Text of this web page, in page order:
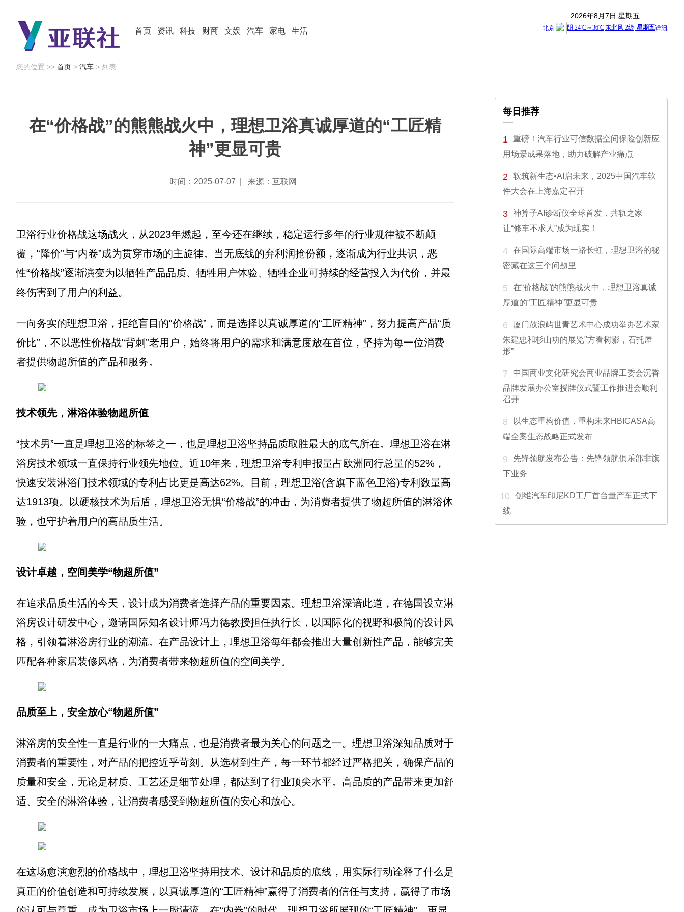
首页 资讯 科技 财商 文娱 汽车 家电 生活
2026年8月7日 星期五
您的位置 >> 首页 > 汽车 > 列表
在“价格战”的熊熊战火中，理想卫浴真诚厚道的“工匠精
神”更显可贵
时间：2025-07-07 | 来源：互联网
卫浴行业价格战这场战火，从2023年燃起，至今还在继续，稳定运行多年的行业规律被不断颠
覆，“降价”与“内卷”成为贯穿市场的主旋律。当无底线的弃利润抢份额，逐渐成为行业共识，恶
性“价格战”逐渐演变为以牺牲产品品质、牺牲用户体验、牺牲企业可持续的经营投入为代价，并最
终伤害到了用户的利益。
一向务实的理想卫浴，拒绝盲目的“价格战”，而是选择以真诚厚道的“工匠精神”，努力提高产品“质
价比”，不以恶性价格战“背刺”老用户，始终将用户的需求和满意度放在首位，坚持为每一位消费
者提供物超所值的产品和服务。
技术领先，淋浴体验物超所值
“技术男”一直是理想卫浴的标签之一，也是理想卫浴坚持品质取胜最大的底气所在。理想卫浴在淋
浴房技术领域一直保持行业领先地位。近10年来，理想卫浴专利申报量占欧洲同行总量的52%，
快速安装淋浴门技术领域的专利占比更是高达62%。目前，理想卫浴(含旗下蓝色卫浴)专利数量高
达1913项。以硬核技术为后盾，理想卫浴无惧“价格战”的冲击，为消费者提供了物超所值的淋浴体
验，也守护着用户的高品质生活。
设计卓越，空间美学“物超所值”
在追求品质生活的今天，设计成为消费者选择产品的重要因素。理想卫浴深谙此道，在德国设立淋
浴房设计研发中心，邀请国际知名设计师冯力德教授担任执行长，以国际化的视野和极简的设计风
格，引领着淋浴房行业的潮流。在产品设计上，理想卫浴每年都会推出大量创新性产品，能够完美
匹配各种家居装修风格，为消费者带来物超所值的空间美学。
品质至上，安全放心“物超所值”
淋浴房的安全性一直是行业的一大痛点，也是消费者最为关心的问题之一。理想卫浴深知品质对于
消费者的重要性，对产品的把控近乎苛刻。从选材到生产，每一环节都经过严格把关，确保产品的
质量和安全，无论是材质、工艺还是细节处理，都达到了行业顶尖水平。高品质的产品带来更加舒
适、安全的淋浴体验，让消费者感受到物超所值的安心和放心。
在这场愈演愈烈的价格战中，理想卫浴坚持用技术、设计和品质的底线，用实际行动诠释了什么是
真正的价值创造和可持续发展，以真诚厚道的“工匠精神”赢得了消费者的信任与支持，赢得了市场
每日推荐
1 重磅！汽车行业可信数据空间保险创新应
用场景成果落地，助力破解产业痛点
2 软筑新生态•AI启未来，2025中国汽车软
件大会在上海嘉定召开
3 神算子AI诊断仪全球首发，共轨之家
让“修车不求人”成为现实！
4
在国际高端市场一路长虹，理想卫浴的秘
密藏在这三个问题里
5
在“价格战”的熊熊战火中，理想卫浴真诚
厚道的“工匠精神”更显可贵
6
厦门鼓浪屿世青艺术中心成功举办艺术家
朱建忠和杉山功的展览"方看树影，石托屋
形”
7
中国商业文化研究会商业品牌工委会沉香
品牌发展办公室授牌仪式暨工作推进会顺利
召开
8
以生态重构价值，重构未来HBICASA高
端全案生态战略正式发布
9
先锋领航发布公告：先锋领航俱乐部非旗
下业务
10
创维汽车印尼KD工厂首台量产车正式下
线